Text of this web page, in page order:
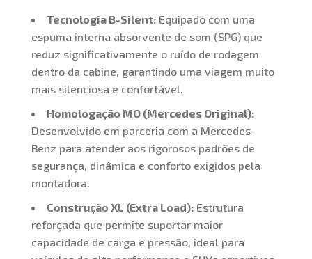
Tecnologia B-Silent: Equipado com uma
espuma interna absorvente de som (SPG) que
reduz significativamente o ruído de rodagem
dentro da cabine, garantindo uma viagem muito
mais silenciosa e confortável.
Homologação MO (Mercedes Original):
Desenvolvido em parceria com a Mercedes-
Benz para atender aos rigorosos padrões de
segurança, dinâmica e conforto exigidos pela
montadora.
Construção XL (Extra Load): Estrutura
reforçada que permite suportar maior
capacidade de carga e pressão, ideal para